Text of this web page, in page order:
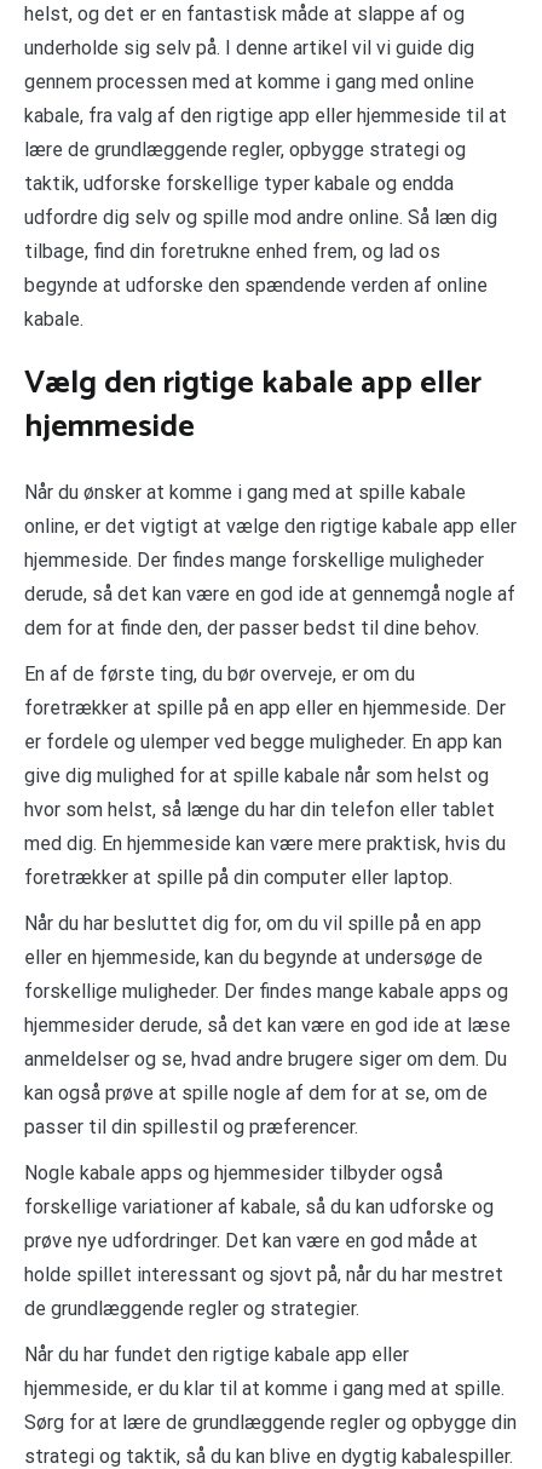
helst, og det er en fantastisk måde at slappe af og
underholde sig selv på. I denne artikel vil vi guide dig
gennem processen med at komme i gang med online
kabale, fra valg af den rigtige app eller hjemmeside til at
lære de grundlæggende regler, opbygge strategi og
taktik, udforske forskellige typer kabale og endda
udfordre dig selv og spille mod andre online. Så læn dig
tilbage, find din foretrukne enhed frem, og lad os
begynde at udforske den spændende verden af online
kabale.
Vælg den rigtige kabale app eller
hjemmeside
Når du ønsker at komme i gang med at spille kabale
online, er det vigtigt at vælge den rigtige kabale app eller
hjemmeside. Der findes mange forskellige muligheder
derude, så det kan være en god ide at gennemgå nogle af
dem for at finde den, der passer bedst til dine behov.
En af de første ting, du bør overveje, er om du
foretrækker at spille på en app eller en hjemmeside. Der
er fordele og ulemper ved begge muligheder. En app kan
give dig mulighed for at spille kabale når som helst og
hvor som helst, så længe du har din telefon eller tablet
med dig. En hjemmeside kan være mere praktisk, hvis du
foretrækker at spille på din computer eller laptop.
Når du har besluttet dig for, om du vil spille på en app
eller en hjemmeside, kan du begynde at undersøge de
forskellige muligheder. Der findes mange kabale apps og
hjemmesider derude, så det kan være en god ide at læse
anmeldelser og se, hvad andre brugere siger om dem. Du
kan også prøve at spille nogle af dem for at se, om de
passer til din spillestil og præferencer.
Nogle kabale apps og hjemmesider tilbyder også
forskellige variationer af kabale, så du kan udforske og
prøve nye udfordringer. Det kan være en god måde at
holde spillet interessant og sjovt på, når du har mestret
de grundlæggende regler og strategier.
Når du har fundet den rigtige kabale app eller
hjemmeside, er du klar til at komme i gang med at spille.
Sørg for at lære de grundlæggende regler og opbygge din
strategi og taktik, så du kan blive en dygtig kabalespiller.